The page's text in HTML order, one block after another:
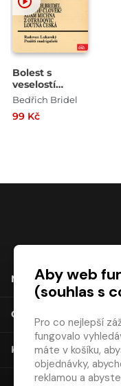
Bolest s
veselostí
Bedřich Bridel
Člověk? Adam
Bedřich Bridel
99 Kč
NÁKUP
O SPOLEČNOSTI
KONTAKT
Aby web
(souhlas s
Pro co nejlepší
fungovalo
máte v košíku,
objednávky,
reklamou a